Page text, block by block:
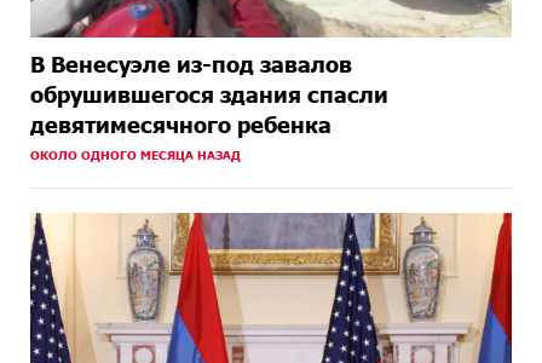
В Венесуэле из-под завалов
обрушившегося здания спасли
девятимесячного ребенка
ОКОЛО ОДНОГО МЕСЯЦА НАЗАД